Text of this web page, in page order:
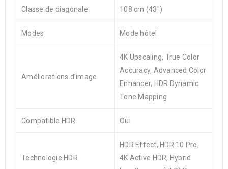
Classe de diagonale 108 cm (43″)
Modes Mode hôtel
Améliorations d’image
4K Upscaling, True Color
Accuracy, Advanced Color
Enhancer, HDR Dynamic
Tone Mapping
Compatible HDR Oui
Technologie HDR
HDR Effect, HDR 10 Pro,
4K Active HDR, Hybrid